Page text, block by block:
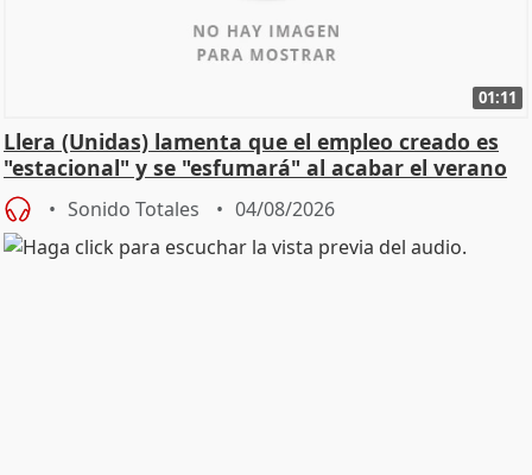
01:11
Llera (Unidas) lamenta que el empleo creado es
"estacional" y se "esfumará" al acabar el verano
Sonido Totales 04/08/2026